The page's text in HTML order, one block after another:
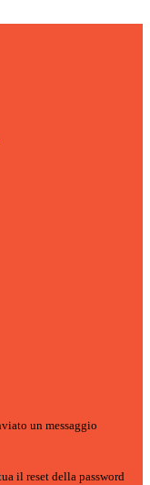
un messaggio
il reset della password